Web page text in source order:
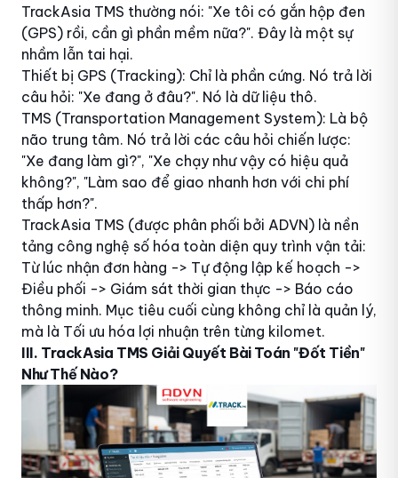
TrackAsia TMS thường nói: "Xe tôi có gắn hộp đen
(GPS) rồi, cần gì phần mềm nữa?". Đây là một sự
nhầm lẫn tai hại.
Thiết bị GPS (Tracking): Chỉ là phần cứng. Nó trả lời
câu hỏi: "Xe đang ở đâu?". Nó là dữ liệu thô.
TMS (Transportation Management System): Là bộ
não trung tâm. Nó trả lời các câu hỏi chiến lược:
"Xe đang làm gì?", "Xe chạy như vậy có hiệu quả
không?", "Làm sao để giao nhanh hơn với chi phí
thấp hơn?".
TrackAsia TMS (được phân phối bởi ADVN) là nền
tảng công nghệ số hóa toàn diện quy trình vận tải:
Từ lúc nhận đơn hàng -> Tự động lập kế hoạch ->
Điều phối -> Giám sát thời gian thực -> Báo cáo
thông minh. Mục tiêu cuối cùng không chỉ là quản lý,
mà là Tối ưu hóa lợi nhuận trên từng kilomet.
III. TrackAsia TMS Giải Quyết Bài Toán "Đốt Tiền"
Như Thế Nào?